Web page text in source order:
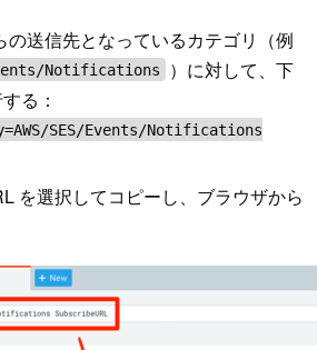
の送信先となっているカテゴリ（例
Notifications
）に対して、下
る：
SES/Events/Notifications
を選択してコピーし、ブラウザから